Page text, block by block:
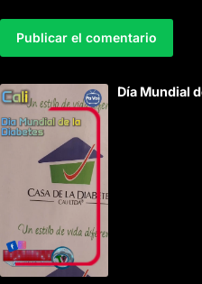
l
t
t
i
Día Mundial